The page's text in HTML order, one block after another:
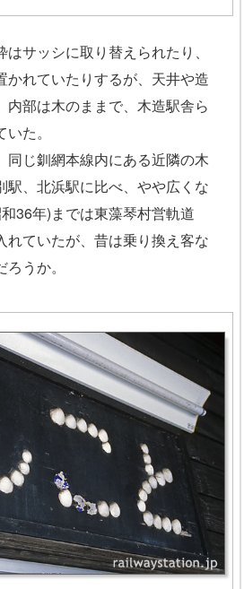
サッシに取り替えられたり、
かれていたりするが、天井や造
内部は木のままで、木造駅舎ら
た。
じ釧網本線内にある近隣の木
駅、北浜駅に比べ、やや広くな
36年)までは東藻琴村営軌道
れていたが、昔は乗り換え客な
うか。